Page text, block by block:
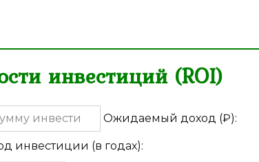
инвестиций (ROI)
Ожидаемый доход (₽):
инвестиции (в годах):